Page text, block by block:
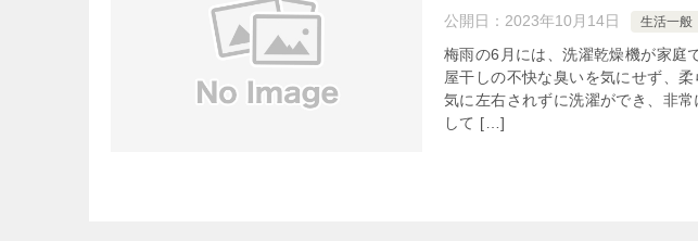
公開日： 2023年10月14日 生活一般
梅雨の6月には、洗濯乾燥機が家庭
屋干しの不快な臭いを気にせず、
気に左右されずに洗濯ができ、非
して […]